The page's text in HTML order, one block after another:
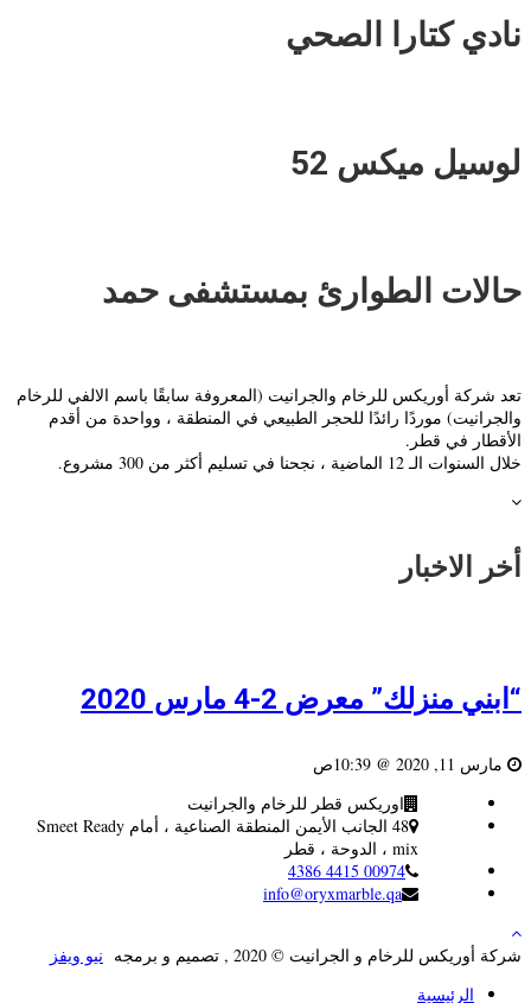
نادي كتارا الصحي
لوسيل ميكس 52
حالات الطوارئ بمستشفى حمد
تعد شركة أوريكس للرخام والجرانيت (المعروفة سابقًا باسم الالفي للرخام
والجرانيت) موردًا رائدًا للحجر الطبيعي في المنطقة ، وواحدة من أقدم
الأقطار في قطر.
خلال السنوات الـ 12 الماضية ، نجحنا في تسليم أكثر من 300 مشروع.
أخر الاخبار
“ابني منزلك” معرض 2-4 مارس 2020
مارس 11, 2020 @ 10:39ص
اوريكس قطر للرخام والجرانيت
48 الجانب الأيمن المنطقة الصناعية ، أمام Smeet Ready
mix ، الدوحة ، قطر
00974 4415 4386
info@oryxmarble.qa
شركة أوريكس للرخام و الجرانيت © 2020 , تصميم و برمجه
نيو ويفز
الرئيسية